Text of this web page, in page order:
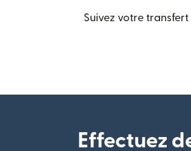
Suivez votre
Effectuez